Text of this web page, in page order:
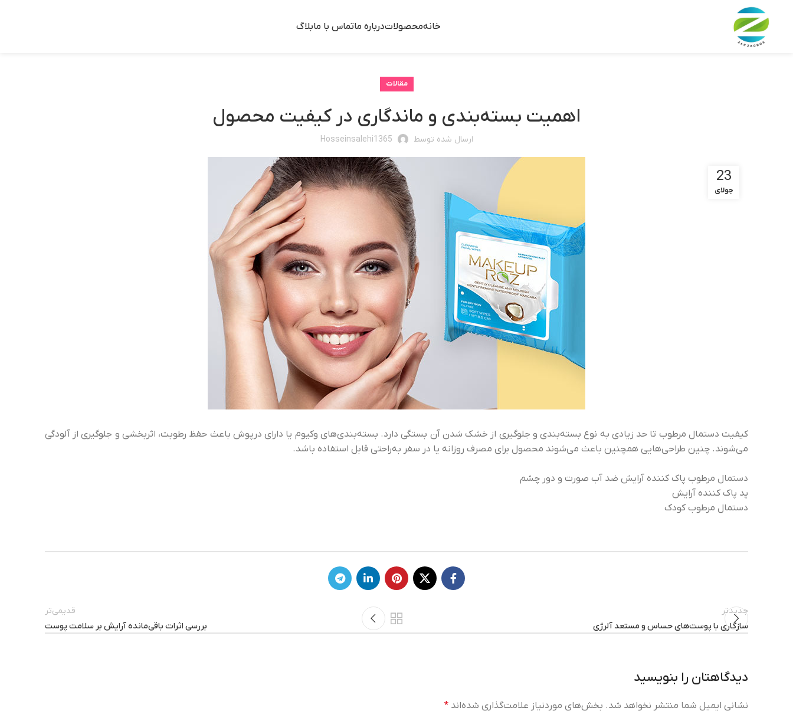
خانهمحصولاتدرباره ماتماس با مابلاگ
مقالات
اهمیت بسته‌بندی و ماندگاری در کیفیت محصول
ارسال شده توسط Hosseinsalehi1365
23
جولای
کیفیت دستمال مرطوب تا حد زیادی به نوع بسته‌بندی و جلوگیری از خشک شدن آن بستگی دارد. بسته‌بندی‌های وکیوم یا دارای درپوش باعث حفظ رطوبت، اثربخشی و جلوگیری از آلودگی
می‌شوند. چنین طراحی‌هایی همچنین باعث می‌شوند محصول برای مصرف روزانه یا در سفر به‌راحتی قابل استفاده باشد.
دستمال مرطوب پاک کننده آرایش ضد آب صورت و دور چشم
پد پاک کننده آرایش
دستمال مرطوب کودک
جدیدتر
سازگاری با پوست‌های حساس و مستعد آلرژی
قدیمی‌تر
بررسی اثرات باقی‌مانده آرایش بر سلامت پوست
دیدگاهتان را بنویسید
نشانی ایمیل شما منتشر نخواهد شد. بخش‌های موردنیاز علامت‌گذاری شده‌اند *